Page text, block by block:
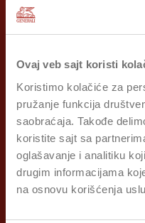
Ovaj veb sajt koristi
Koristimo kolačiće za
pružanje funkcija
saobraćaja. Takođe
koristite sajt sa
oglašavanje i analitiku
drugim informacijama
na osnovu korišćenja